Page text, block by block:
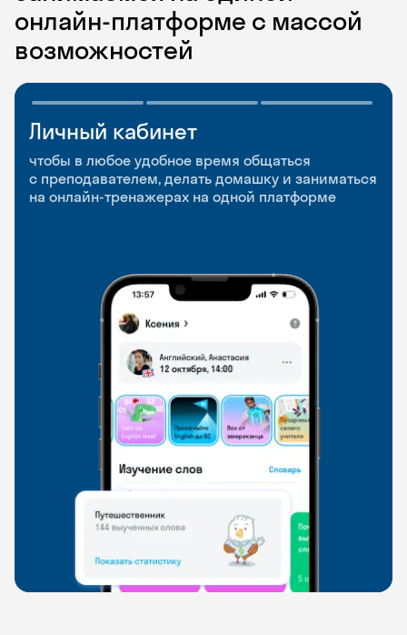
онлайн-платформе с массой
возможностей
Личный кабинет
чтобы в любое удобное время общаться
с преподавателем, делать домашку и заниматься
на онлайн-тренажерах на одной платформе
Мобильное
приложение
чтобы заниматься и изучать новые слова где
и когда удобно
Разговорные клубы
и Talks
Групповые занятия для разговорной практики
и индивидуальные встречи с преподавателями